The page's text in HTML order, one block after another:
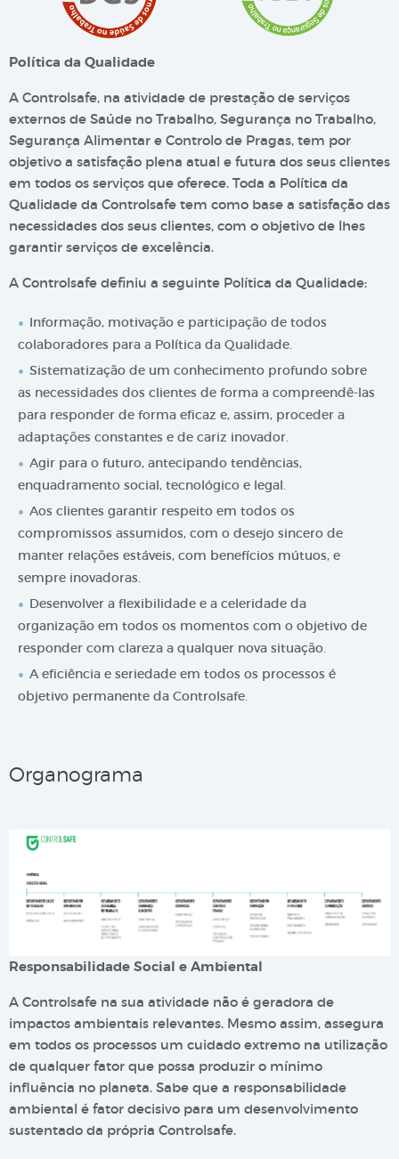
Política da Qualidade
A Controlsafe, na atividade de prestação de serviços
externos de Saúde no Trabalho, Segurança no Trabalho,
Segurança Alimentar e Controlo de Pragas, tem por
objetivo a satisfação plena atual e futura dos seus clientes
em todos os serviços que oferece. Toda a Política da
Qualidade da Controlsafe tem como base a satisfação das
necessidades dos seus clientes, com o objetivo de lhes
garantir serviços de excelência.
A Controlsafe definiu a seguinte Política da Qualidade:
Informação, motivação e participação de todos
colaboradores para a Política da Qualidade.
Sistematização de um conhecimento profundo sobre
as necessidades dos clientes de forma a compreendê-las
para responder de forma eficaz e, assim, proceder a
adaptações constantes e de cariz inovador.
Agir para o futuro, antecipando tendências,
enquadramento social, tecnológico e legal.
Aos clientes garantir respeito em todos os
compromissos assumidos, com o desejo sincero de
manter relações estáveis, com benefícios mútuos, e
sempre inovadoras.
Desenvolver a flexibilidade e a celeridade da
organização em todos os momentos com o objetivo de
responder com clareza a qualquer nova situação.
A eficiência e seriedade em todos os processos é
objetivo permanente da Controlsafe.
Organograma
Responsabilidade Social e Ambiental
A Controlsafe na sua atividade não é geradora de
impactos ambientais relevantes. Mesmo assim, assegura
em todos os processos um cuidado extremo na utilização
de qualquer fator que possa produzir o mínimo
influência no planeta. Sabe que a responsabilidade
ambiental é fator decisivo para um desenvolvimento
sustentado da própria Controlsafe.